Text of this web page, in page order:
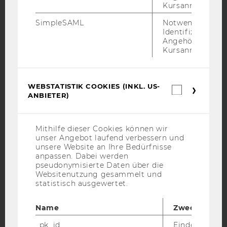
Blog
Bluesky
BARRIEREFREIHEITSERKLÄRUNG WEBSEITE
DATENSCHUTZERKLÄRUNG
DATENSCHUTZERKLÄRUNG SOCIAL MEDIA
DATENSCHUTZERKLÄRUNG
STUDIENBEWERBER*INNEN UND STUDIERENDE
COOKIE EINSTELLUNGEN
Barrierefreiheitserklärung
Kursanmeldung.
SimpleSAML
Notwendig zur
Identifizierung
Angehörige/r für
Kursanmeldung.
WEBSTATISTIK COOKIES (INKL. US-
ANBIETER)
Mithilfe dieser Cookies können wir
unser Angebot laufend verbessern und
unsere Website an Ihre Bedürfnisse
anpassen. Dabei werden
pseudonymisierte Daten über die
Websitenutzung gesammelt und
statistisch ausgewertet.
Name
Zweck
_pk_id
Eindeutige